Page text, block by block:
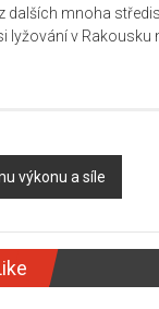
dalších mnoha
lyžování v Rakousku
výkonu a síle